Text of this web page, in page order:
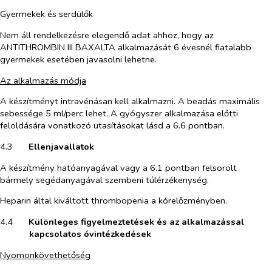
Gyermekek és serdülők
Nem áll rendelkezésre elegendő adat ahhoz, hogy az
ANTITHROMBIN III BAXALTA alkalmazását 6 évesnél fiatalabb
gyermekek esetében javasolni lehetne.
Az alkalmazás módja
A készítményt intravénásan kell alkalmazni. A beadás maximális
sebessége 5 ml/perc lehet. A gyógyszer alkalmazása előtti
feloldására vonatkozó utasításokat lásd a 6.6 pontban.
4.3​
Ellenjavallatok
A készítmény hatóanyagával vagy a 6.1 pontban felsorolt
bármely segédanyagával szembeni túlérzékenység.
Heparin által kiváltott thrombopenia a kórelőzményben.
4.4​
Különleges figyelmeztetések és az alkalmazással
kapcsolatos óvintézkedések
Nyomonkövethetőség